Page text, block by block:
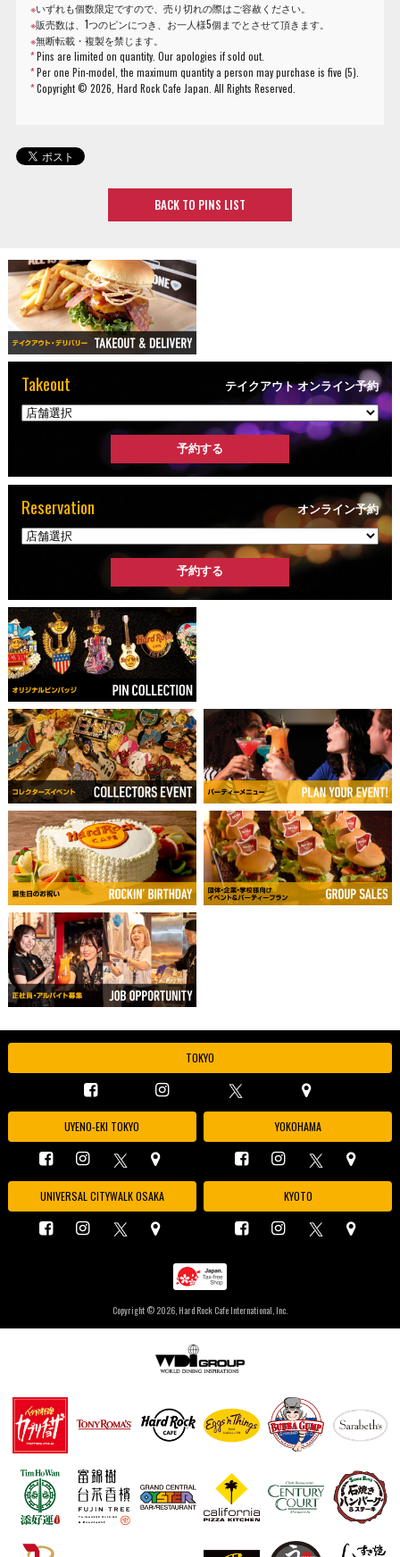
※いずれも個数限定ですので、売り切れの際はご容赦ください。
※販売数は、1つのピンにつき、お一人様5個までとさせて頂きます。
※無断転載・複製を禁じます。
*Pins are limited on quantity. Our apologies if sold out.
*Per one Pin-model, the maximum quantity a person may purchase is five (5).
*Copyright ©2026, Hard Rock Cafe Japan. All Rights Reserved.
BACK TO PINS LIST
Takeout テイクアウト オンライン予約
Reservation オンライン予約
TOKYO
UYENO-EKI TOKYO YOKOHAMA
UNIVERSAL CITYWALK OSAKA KYOTO
Copyright © 2026, Hard Rock Cafe International, Inc.